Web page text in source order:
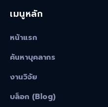
เมนูหลัก
หน้าแรก
ค้นหาบุคลากร
งานวิจัย
บล็อก (Blog)